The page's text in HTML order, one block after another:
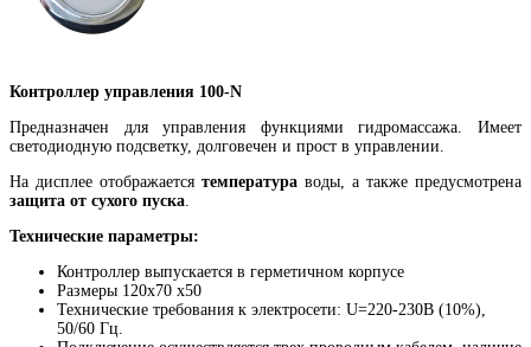
Контроллер управления 100-N
Предназначен для управления функциями гидромассажа. Имеет
светодиодную подсветку, долговечен и прост в управлении.
На дисплее отображается температура воды, а также предусмотрена
защита от сухого пуска.
Технические параметры:
Контроллер выпускается в герметичном корпусе
Размеры 120х70 х50
Технические требования к электросети: U=220-230В (10%),
50/60 Гц.